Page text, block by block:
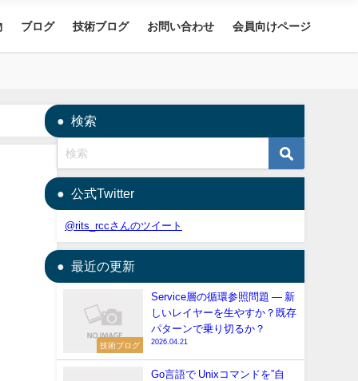
ブログ 技術ブログ お問い合わせ 会員向けページ
検索
公式Twitter
@rits_rccさんのツイート
最近の更新
技術ブログ
Service層の循環参照問題 — 新
しいレイヤーを生やすか？既存
パターンで乗り切るか？
2026.04.21
Go言語で Unixコマンドを”自